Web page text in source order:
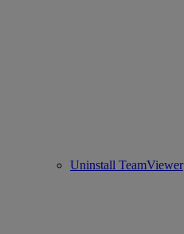
Uninstall TeamViewer